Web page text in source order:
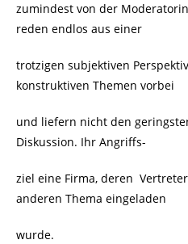
zumindest von der
reden endlos aus einer
trotzigen subjektiven
konstruktiven Themen vorbei
und liefern nicht den
Diskussion. Ihr Angriffs-
ziel eine Firma, deren
anderen Thema eingeladen
wurde.